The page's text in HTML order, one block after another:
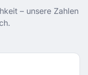
– unsere Zahlen